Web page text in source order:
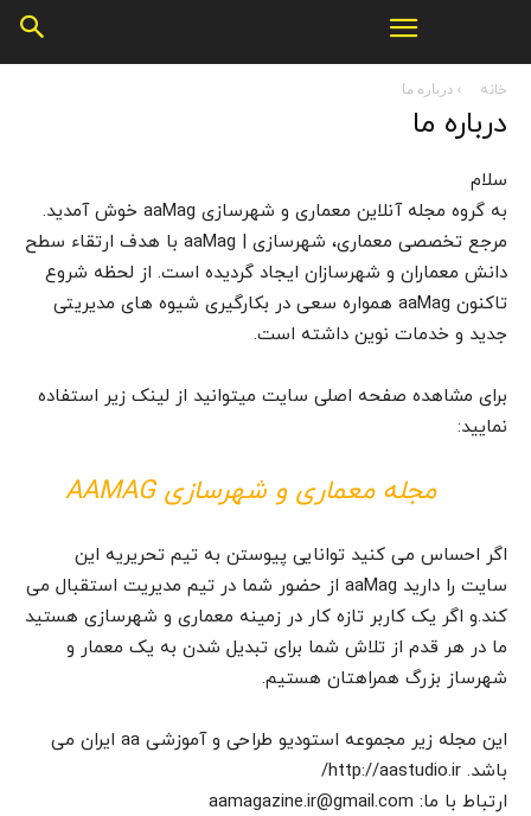
خانه درباره ما
درباره ما
سلام
به گروه مجله آنلاین معماری و شهرسازی aaMag خوش آمدید.
مرجع تخصصی معماری، شهرسازی | aaMag با هدف ارتقاء سطح
دانش معماران و شهرسازان ایجاد گردیده است. از لحظه شروع
تاکنون aaMag همواره سعی در بکارگیری شیوه های مدیریتی
جدید و خدمات نوین داشته است.
برای مشاهده صفحه اصلی سایت میتوانید از لینک زیر استفاده
نمایید:
مجله معماری و شهرسازی AAMAG
اگر احساس می کنید توانایی پیوستن به تیم تحریریه این
سایت را دارید aaMag از حضور شما در تیم مدیریت استقبال می
کند.و اگر یک کاربر تازه کار در زمینه معماری و شهرسازی هستید
ما در هر قدم از تلاش شما برای تبدیل شدن به یک معمار و
شهرساز بزرگ همراهتان هستیم.
این مجله زیر مجموعه استودیو طراحی و آموزشی aa ایران می
باشد. http://aastudio.ir/
ارتباط با ما: aamagazine.ir@gmail.com